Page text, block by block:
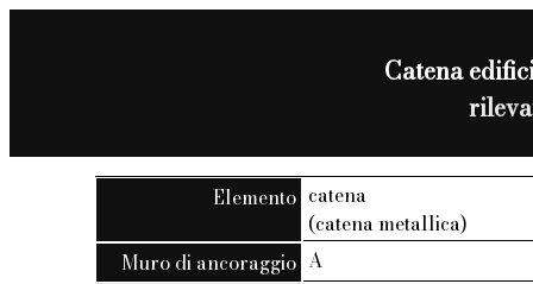
Catena
Elemento catena
(catena metallica)
Muro di ancoraggio A